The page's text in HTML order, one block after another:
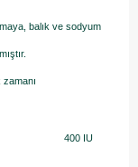
balık ve sodyum
400 IU